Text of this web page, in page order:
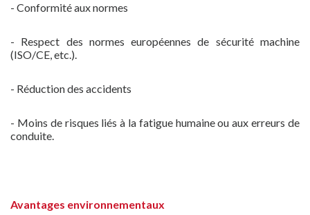
- Conformité aux normes
- Respect des normes européennes de sécurité machine
(ISO/CE, etc.).
- Réduction des accidents
- Moins de risques liés à la fatigue humaine ou aux erreurs de
conduite.
Avantages environnementaux